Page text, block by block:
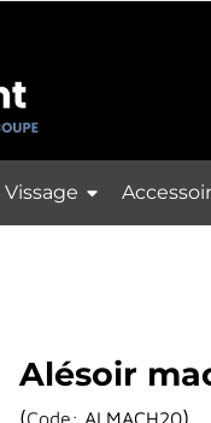
Vissage
Alésoir
(Code: ALMACH20)